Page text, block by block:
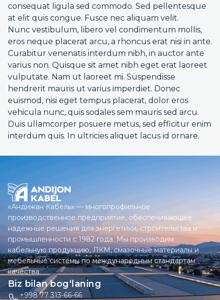
consequat ligula sed commodo. Sed pellentesque
at elit quis congue. Fusce nec aliquam velit.
Nunc vestibulum, libero vel condimentum mollis,
eros neque placerat arcu, a rhoncus erat nisi in ante.
Curabitur venenatis interdum nibh, in auctor ante
varius non. Quisque sit amet nibh eget erat laoreet
vulputate. Nam ut laoreet mi. Suspendisse
hendrerit mauris ut varius imperdiet. Donec
euismod, nisi eget tempus placerat, dolor eros
vehicula nunc, quis sodales sem mauris sed arcu.
Duis ullamcorper posuere metus, sed efficitur enim
interdum quis. In ultricies aliquet lacus id ornare.
«Андижан Кабель» — многопрофильное
производственное предприятие, обеспечивающее
надежные решения для энергетики, строительства и
промышленности с 1982 года. Мы производим
кабельную продукцию, ЛКМ, смазочные материалы и
мебельные системы по международным стандартам
качества.
Biz bilan bog‘laning
+998 77 313-66-66